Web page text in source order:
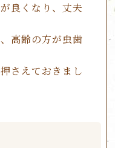
良くなり、丈夫
高齢の方が虫歯
さえておきまし